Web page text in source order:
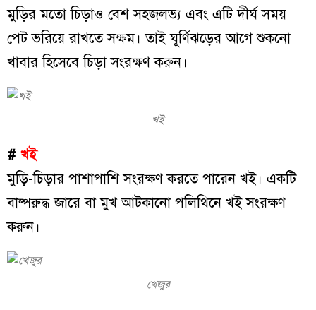
মুড়ির মতো চিড়াও বেশ সহজলভ্য এবং এটি দীর্ঘ সময়
পেট ভরিয়ে রাখতে সক্ষম। তাই ঘূর্ণিঝড়ের আগে শুকনো
খাবার হিসেবে চিড়া সংরক্ষণ করুন।
খই
# খই
মুড়ি-চিড়ার পাশাপাশি সংরক্ষণ করতে পারেন খই। একটি
বাষ্পরুদ্ধ জারে বা মুখ আটকানো পলিথিনে খই সংরক্ষণ
করুন।
খেজুর